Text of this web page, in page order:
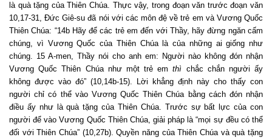
là quà tặng của Thiên Chúa. Thực vậy, trong đoạn văn trước đoạn văn
10,17-31, Đức Giê-su đã nói với các môn đệ về trẻ em và Vương Quốc
Thiên Chúa: “14b Hãy để các trẻ em đến với Thầy, hãy đừng ngăn cấm
chúng, vì Vương Quốc của Thiên Chúa là của những ai giống như
chúng. 15 A-men, Thầy nói cho anh em: Người nào không đón nhận
Vương Quốc Thiên Chúa như một trẻ emthì chắc chắn người ấy
không được vào đó” (10,14b-15). Lời khẳng định này cho thấy con
người chỉ có thể vào Vương Quốc Thiên Chúa bằng cách đón nhận
điều ấy như là quà tặng của Thiên Chúa. Trước sự bất lực của con
người để vào Vương Quốc Thiên Chúa, giải pháp là “mọi sự đều có thể
đối với Thiên Chúa” (10,27b). Quyền năng của Thiên Chúa và quà tặng